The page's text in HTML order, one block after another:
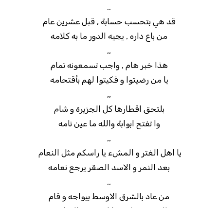
,,
قد هي بتحسب حسابة , قبل عشرين عام
من باع داره , يجيه الدور ما به كلامه
,,
هذا خبر هام , واجب تسمعونه تمام
يا من رضيتوا و فكيتوا لهم بأقتحامه
,,
بلتحق اقطارها كل الجزيرة و شام
وا تفتح ابوابة والله ما عين نامه
,,
يا اهل الغتر و المشء يا راسكم مثل النعام
بعد النمر و الاسد الصقر يرجع نعامه
,,
من عاد بالشرق الاوسط بيواجه و قام